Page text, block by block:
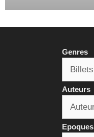
Genres
Auteurs
Epoques